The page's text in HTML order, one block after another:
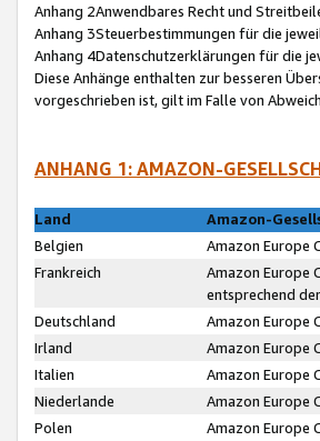
Anhang 2Anwendbares Recht und
Anhang 3Steuerbestimmungen für die
Anhang 4Datenschutzerklärungen für die
Diese Anhänge enthalten zur besseren
vorgeschrieben ist, gilt im Falle von
ANHANG 1: AMAZON-
Land
Amazon-
Belgien
Amazon Europe
Frankreich
Amazon Europe
entsprechend
Deutschland
Amazon Europe
Irland
Amazon Europe
Italien
Amazon Europe
Niederlande
Amazon Europe
Polen
Amazon Europe